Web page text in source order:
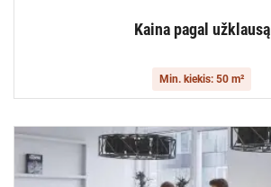
Kaina pagal užklausą
Min. kiekis: 50 m²